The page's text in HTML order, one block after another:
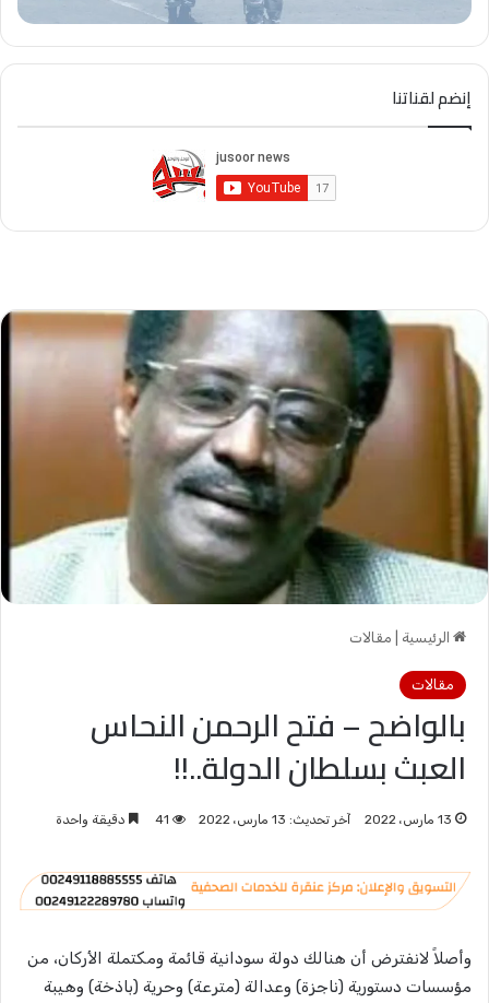
الرئيسية مقالات
مقالات
بالواضح – فتح الرحمن النحاس
العبث بسلطان الدولة..!!
13 مارس، 2022 آخر تحديث: 13 مارس، 2022 41 دقيقة واحدة
وأصلاً لانفترض أن هنالك دولة سودانية قائمة ومكتملة الأركان، من
مؤسسات دستورية (ناجزة) وعدالة (مترعة) وحرية (باذخة) وهيبة
إنضم لقناتنا